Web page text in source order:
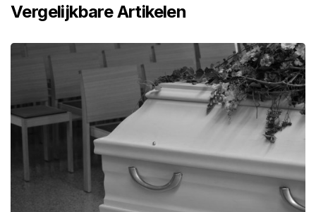
Vergelijkbare Artikelen